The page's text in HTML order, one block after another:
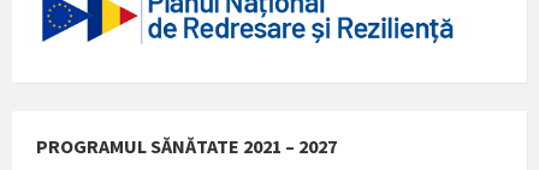
PROGRAMUL SĂNĂTATE 2021 – 2027